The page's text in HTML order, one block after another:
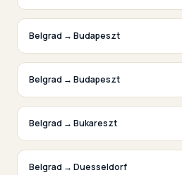
Belgrad → Budapeszt
Belgrad → Budapeszt
Belgrad → Bukareszt
Belgrad → Duesseldorf